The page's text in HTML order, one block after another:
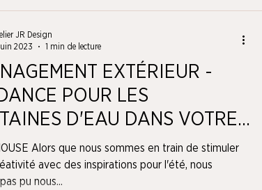
EXTÉRIEUR -
POUR LES
D'EAU DANS VOTRE
ARRIÈRE!
Alors que nous sommes en train de stimuler
avec des inspirations pour l'été, nous
pu nous...
JR Design
2023
1 min de lecture